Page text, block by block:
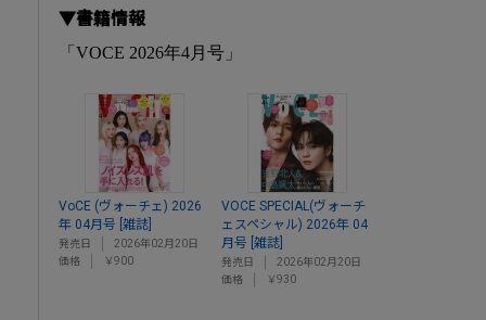
▼書籍情報
「VOCE 2026年4月号」
VoCE (ヴォーチェ) 2026
年 04月号 [雑誌]
発売日
2026年02月20日
価格
￥900
VOCE SPECIAL(ヴォーチ
ェスペシャル) 2026年 04
月号 [雑誌]
発売日
2026年02月20日
価格
￥930